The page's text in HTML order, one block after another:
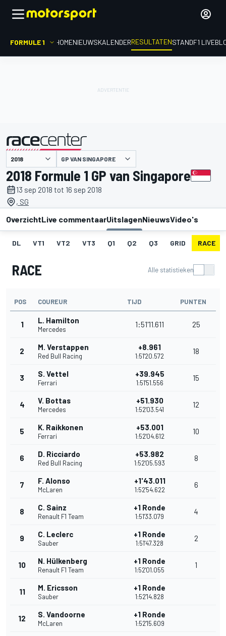
FORMULE 1 HOMENIEUWSKALENDERRESULTATENSTANDF1
gepresenteerd door GP VAN SINGAPORE
2018 Formule 1 GP van Singapore
13 sep 2018 tot 16 sep 2018
, SG
OverzichtLive commentaarUitslagenNieuwsVideo's
DL VT1 VT2 VT3 Q1 Q2 Q3 GRID RACE
RACE Alle statistieken
POS COUREUR TIJD PUNTEN
1 L. Hamilton
Mercedes
1:51'11.611 25
2 M. Verstappen
Red Bull Racing
+8.961
1:51'20.572
18
3 S. Vettel
Ferrari
+39.945
1:51'51.556
15
4 V. Bottas
Mercedes
+51.930
1:52'03.541
12
5 K. Raikkonen
Ferrari
+53.001
1:52'04.612
10
6 D. Ricciardo
Red Bull Racing
+53.982
1:52'05.593
8
7 F. Alonso
McLaren
+1'43.011
1:52'54.622
6
8 C. Sainz
Renault F1 Team
+1 Ronde
1:51'33.079
4
9 C. Leclerc
Sauber
+1 Ronde
1:51'47.328
2
10 N. Hülkenberg
Renault F1 Team
+1 Ronde
1:52'01.055
1
11 M. Ericsson
Sauber
+1 Ronde
1:52'14.828
12 S. Vandoorne
McLaren
+1 Ronde
1:52'15.609